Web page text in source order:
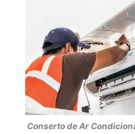
Conserto de Ar